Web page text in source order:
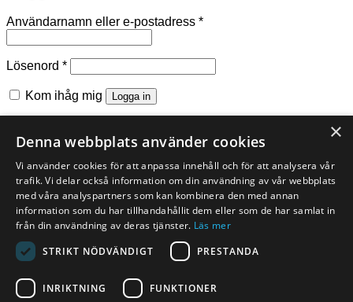
Användarnamn eller e-postadress *Obligatoriskt
Lösenord *Obligatoriskt
Kom ihåg mig Logga in
Registrera
E-postadress* Obligatoriskt
En länk för att ställa in ett nytt lösenord kommer att skickas till
din e-postadress.
Dina personuppgifter kommer användas för att förbättra din
upplevelse på webbplatsen, hantera åtkomst till ditt konto
och för andra ändamål som beskrivs i vår
×
Denna webbplats använder cookies
Vi använder cookies för att anpassa innehåll och för att analysera vår
trafik. Vi delar också information om din användning av vår webbplats
med våra analyspartners som kan kombinera den med annan
information som du har tillhandahållit dem eller som de har samlat in
från din användning av deras tjänster. Läs mer
STRIKT NÖDVÄNDIGT
PRESTANDA
INRIKTNING FUNKTIONER